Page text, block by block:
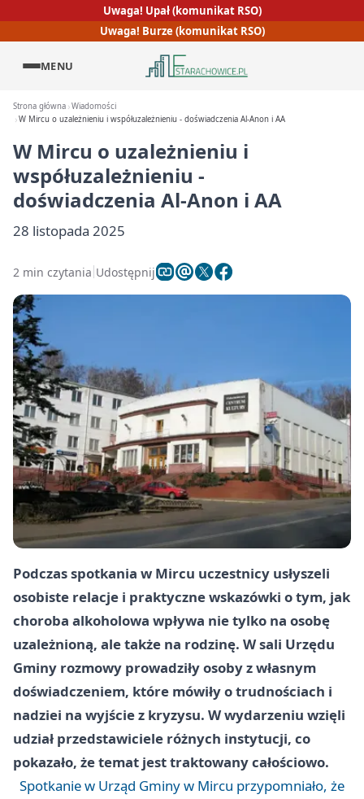
Uwaga! Upał (komunikat RSO)
Uwaga! Burze (komunikat RSO)
MENU
Strona główna Wiadomości
W Mircu o uzależnieniu i współuzależnieniu - doświadczenia Al-Anon i AA
W Mircu o uzależnieniu i
współuzależnieniu -
doświadczenia Al-Anon i AA
28 listopada 2025
2 min czytania Udostępnij
Podczas spotkania w Mircu uczestnicy usłyszeli
osobiste relacje i praktyczne wskazówki o tym, jak
choroba alkoholowa wpływa nie tylko na osobę
uzależnioną, ale także na rodzinę. W sali Urzędu
Gminy rozmowy prowadziły osoby z własnym
doświadczeniem, które mówiły o trudnościach i
nadziei na wyjście z kryzysu. W wydarzeniu wzięli
udział przedstawiciele różnych instytucji, co
pokazało, że temat jest traktowany całościowo.
Spotkanie w Urząd Gminy w Mircu przypomniało, że